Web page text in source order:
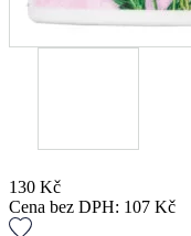
130 Kč
Cena bez DPH: 107 Kč